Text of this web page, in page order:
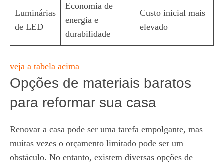
Luminárias
de LED
Economia de
energia e
durabilidade
Custo inicial mais
elevado
veja a tabela acima
Opções de materiais baratos
para reformar sua casa
Renovar a casa pode ser uma tarefa empolgante, mas
muitas vezes o orçamento limitado pode ser um
obstáculo. No entanto, existem diversas opções de